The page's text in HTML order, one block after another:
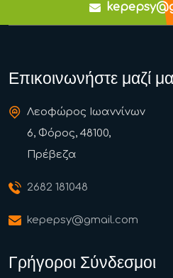
Επικοινωνήστε μαζί
Λεοφώρος Ιωαννίνων
6, Φόρος, 48100,
Πρέβεζα
2682 181048
kepepsy@gmail.com
Γρήγοροι Σύνδεσμοι